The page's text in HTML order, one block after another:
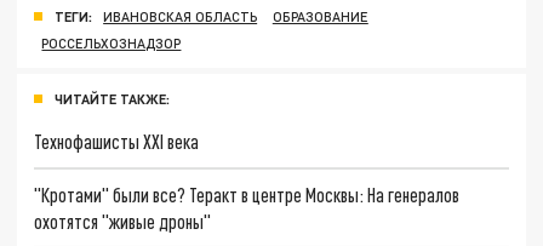
ТЕГИ: ИВАНОВСКАЯ ОБЛАСТЬ
ОБРАЗОВАНИЕ
РОССЕЛЬХОЗНАДЗОР
ЧИТАЙТЕ ТАКЖЕ:
Технофашисты XXI века
"Кротами" были все? Теракт в центре Москвы: На генералов
охотятся "живые дроны"